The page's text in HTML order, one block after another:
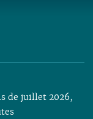
de juillet 2026,